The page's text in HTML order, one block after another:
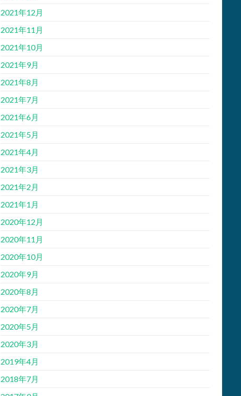
2021年12月
2021年11月
2021年10月
2021年9月
2021年8月
2021年7月
2021年6月
2021年5月
2021年4月
2021年3月
2021年2月
2021年1月
2020年12月
2020年11月
2020年10月
2020年9月
2020年8月
2020年7月
2020年5月
2020年3月
2019年4月
2018年7月